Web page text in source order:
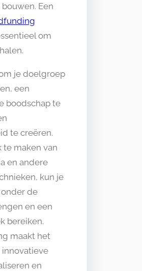
Een
om
je doelgroep
een
boodschap te
te creëren.
te maken van
en andere
kun je
de
en een
bereiken.
maakt het
en